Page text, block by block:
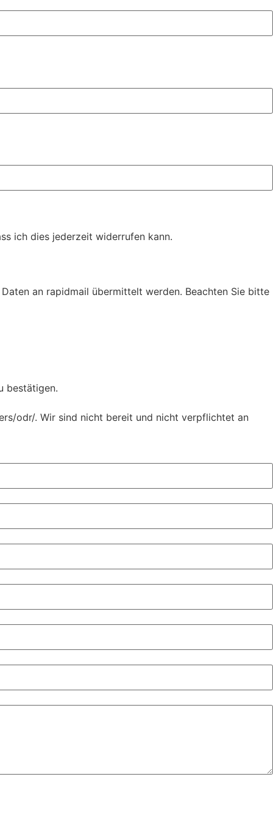
ich dies jederzeit widerrufen kann.
an rapidmail übermittelt werden. Beachten Sie bitte
bestätigen.
odr/. Wir sind nicht bereit und nicht verpflichtet an